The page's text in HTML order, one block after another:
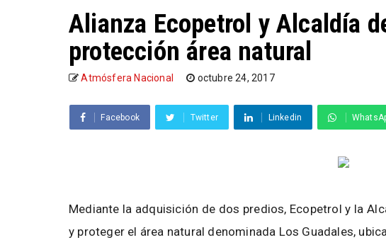
Alianza Ecopetrol y Alcaldía
protección área natural
Atmósfera Nacional octubre 24, 2017
Facebook Twitter Linkedin
Mediante la adquisición de dos predios, Ecopetrol y la
y proteger el área natural denominada Los Guadales,